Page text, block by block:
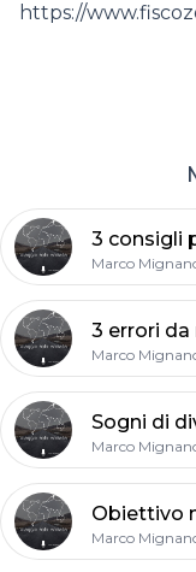
https://
Marco
Marco
Marco
Marco